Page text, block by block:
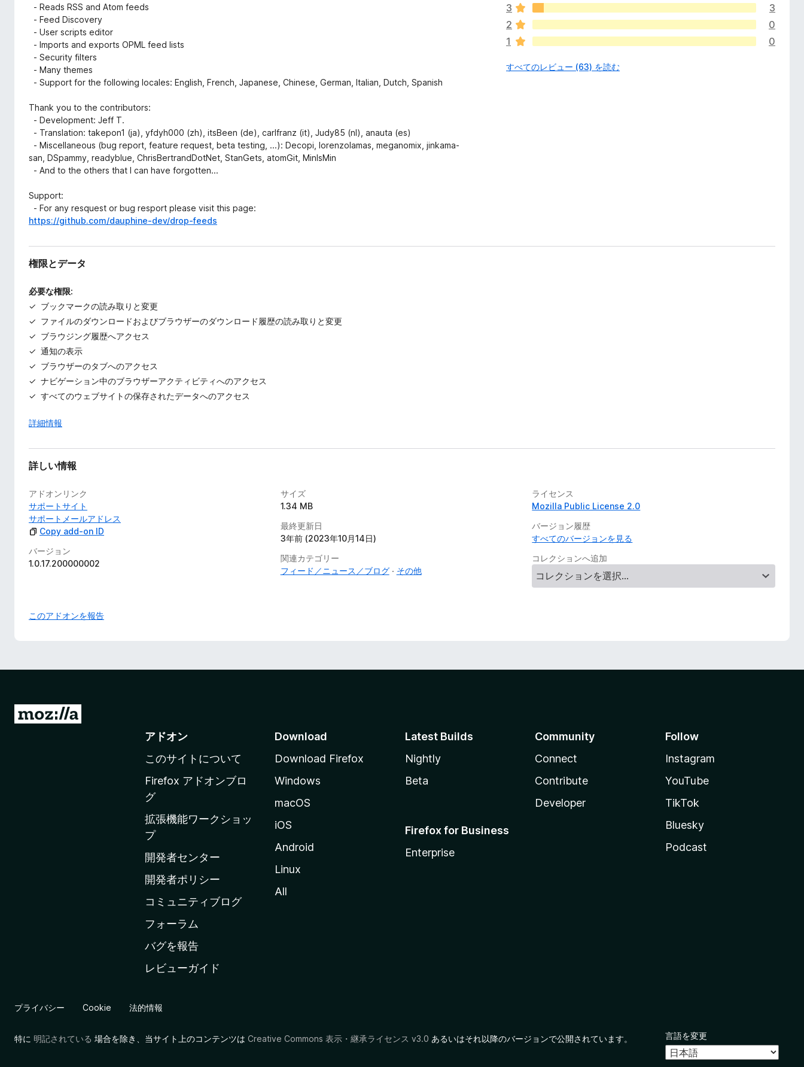
- Reads RSS and Atom feeds
- Feed Discovery
- User scripts editor
- Imports and exports OPML feed lists
- Security filters
- Many themes
- Support for the following locales: English, French, Japanese, Chinese, German, Italian, Dutch, Spanish
Thank you to the contributors:
- Development: Jeff T.
- Translation: takepon1 (ja), yfdyh000 (zh), itsBeen (de), carlfranz (it), Judy85 (nl), anauta (es)
- Miscellaneous (bug report, feature request, beta testing, ...): Decopi, lorenzolamas, meganomix, jinkama-
san, DSpammy, readyblue, ChrisBertrandDotNet, StanGets, atomGit, MinIsMin
- And to the others that I can have forgotten...
Support:
- For any resquest or bug resport please visit this page:
https://github.com/dauphine-dev/drop-feeds
さ
れ
て
い
せ
3
3
2
0
1
0
すべてのレビュー (63) を読む
権限とデータ
必要な権限:
ブックマークの読み取りと変更
ファイルのダウンロードおよびブラウザーのダウンロード履歴の読み取りと変更
ブラウジング履歴へアクセス
通知の表示
ブラウザーのタブへのアクセス
ナビゲーション中のブラウザーアクティビティへのアクセス
すべてのウェブサイトの保存されたデータへのアクセス
詳細情報
詳しい情報
アドオンリンク
サポートサイト
サポートメールアドレス
Copy add-on ID
バージョン
1.0.17.200000002
サイズ
1.34 MB
最終更新日
3年前 (2023年10月14日)
関連カテゴリー
フィード／ニュース／ブログ
その他
ライセンス
Mozilla Public License 2.0
バージョン履歴
すべてのバージョンを見る
コレクションへ追加
このアドオンを報告
M
アドオン
このサイトについて
Firefox アドオンブロ
グ
拡張機能ワークショッ
プ
開発者センター
開発者ポリシー
コミュニティブログ
フォーラム
バグを報告
レビューガイド
Download
Download Firefox
Windows
macOS
iOS
Android
Linux
All
Latest Builds
Nightly
Beta
Firefox for Business
Enterprise
Community
Connect
Contribute
Developer
Follow
Instagram
YouTube
TikTok
Bluesky
Podcast
プライバシー Cookie 法的情報
特に 明記されている 場合を除き、当サイト上のコンテンツは Creative Commons 表示・継承ライセンス v3.0 あるいはそれ以降のバージョンで公開されています。 言語を変更